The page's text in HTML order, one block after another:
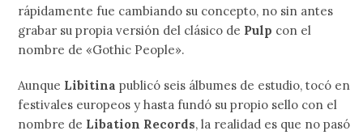
rápidamente fue cambiando su concepto, no sin antes
grabar su propia versión del clásico de Pulp con el
nombre de «Gothic People».
Aunque Libitinapublicó seis álbumes de estudio, tocó en
festivales europeos y hasta fundó su propio sello con el
nombre de Libation Records, la realidad es que no pasó